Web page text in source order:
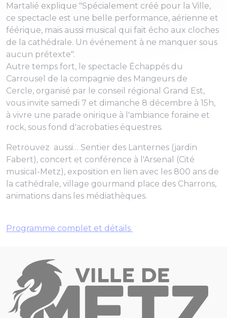
Martalié explique "Spécialement créé pour la Ville,
ce spectacle est une belle performance, aérienne et
féérique, mais aussi musical qui fait écho aux cloches
de la cathédrale. Un événement à ne manquer sous
aucun prétexte".
Autre temps fort, le spectacle Échappés du
Carrousel de la compagnie des Mangeurs de
Cercle, organisé par le conseil régional Grand Est,
vous invite samedi 7 et dimanche 8 décembre à 15h,
à vivre une parade onirique à l'ambiance foraine et
rock, sous fond d'acrobaties équestres.
Retrouvez aussi… Sentier des Lanternes (jardin
Fabert), concert et conférence à l'Arsenal (Cité
musical-Metz), exposition en lien avec les 800 ans de
la cathédrale, village gourmand place des Charrons,
animations dans les médiathèques.
Programme complet et détails